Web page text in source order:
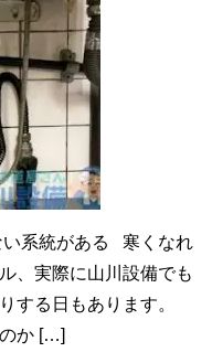
い系統がある 寒くなれ
、実際に山川設備でも
する日もあります。
か […]